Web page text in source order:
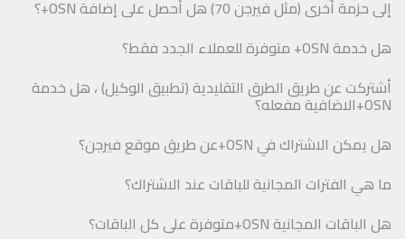
إلى حزمة أخرى (مثل فيرجن 70) هل أحصل على إضافة OSN+؟
هل خدمة OSN+ متوفرة للعملاء الجدد فقط؟
أشتركت عن طريق الطرق التقليدية (تطبيق الوكيل) ، هل خدمة
OSN+الاضافية مفعله؟
هل يمكن الاشتراك في OSN+عن طريق موقع فيرجن؟
ما هي الفترات المجانية للباقات عند الاشتراك؟
هل الباقات المجانية OSN+متوفرة على كل الباقات؟